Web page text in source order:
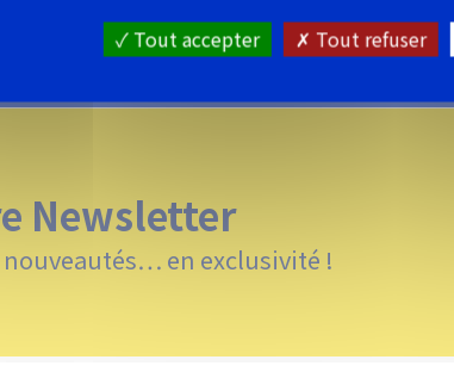
Newsletter
en exclusivité !
Tout accepter Tout refuser